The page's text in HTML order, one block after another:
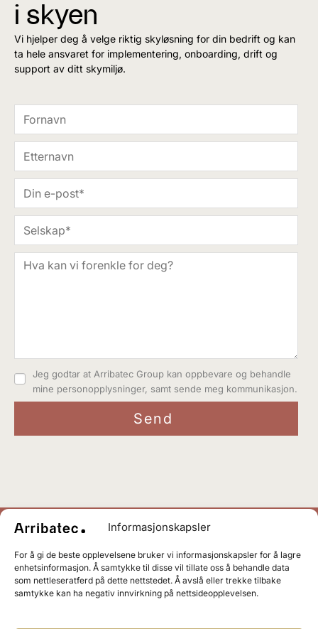
Informasjonskapsler
For å gi de beste opplevelsene bruker vi informasjonskapsler for å lagre
enhetsinformasjon. Å samtykke til disse vil tillate oss å behandle data
som nettleseratferd på dette nettstedet. Å avslå eller trekke tilbake
samtykke kan ha negativ innvirkning på nettsideopplevelsen.
i skyen
Vi hjelper deg å velge riktig skyløsning for din bedrift og kan
ta hele ansvaret for implementering, onboarding, drift og
support av ditt skymiljø.
Jeg godtar at Arribatec Group kan oppbevare og behandle
mine personopplysninger, samt sende meg kommunikasjon.
+474000 3355
info@arribatec.com